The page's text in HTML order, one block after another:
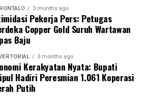
surat pernyataan
mengulangi perbuatan tersebut.
draf data klinis identitas para
akan segera diteruskan secara
Organisasi Perangkat Daerah
bahan evaluasi dan
kepala dinas.
3 months ago
Pekerja Pers: Petugas
Copper Gold Suruh Wartawan
Baju
3 months ago
Kerakyatan Nyata: Bupati
Hadiri Peresmian 1.061 Koperasi
Putih